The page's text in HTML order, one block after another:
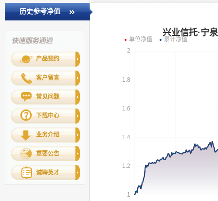
历史参考净值
产品预约
客户留言
常见问题
下载中心
业务介绍
重要公告
诚聘英才